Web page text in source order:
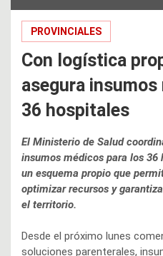
PROVINCIALES
Con logística
asegura
36 hospitales
El Ministerio de Salud
insumos médicos para los
un esquema propio que
optimizar recursos y
el territorio.
Desde el próximo lunes
soluciones parenterales,